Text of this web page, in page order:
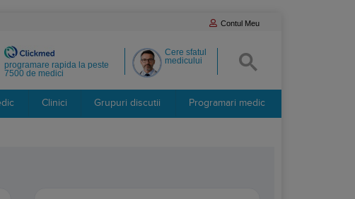
Contul Meu
Cere sfatul
medicului
programare rapida la peste
7500 de medici
Clinici Grupuri discutii Programari medic